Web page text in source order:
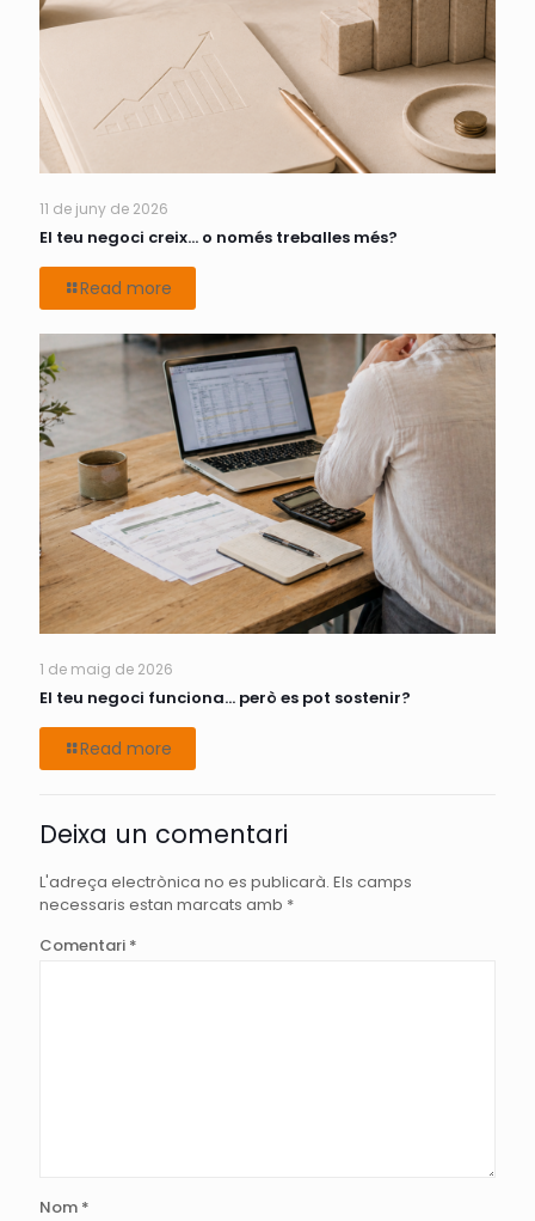
11 de juny de 2026
El teu negoci creix… o només treballes més?
Read more
1 de maig de 2026
El teu negoci funciona… però es pot sostenir?
Read more
Deixa un comentari
L'adreça electrònica no es publicarà. Els camps
necessaris estan marcats amb *
Comentari *
Nom *